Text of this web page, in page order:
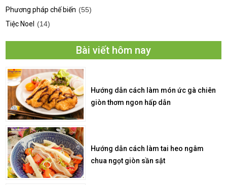
Phương pháp chế biến (55)
Tiệc Noel
(14)
Bài viết hôm nay
Hướng dẫn cách làm món ức gà chiên
giòn thơm ngon hấp dẫn
Hướng dẫn cách làm tai heo ngâm
chua ngọt giòn sần sật